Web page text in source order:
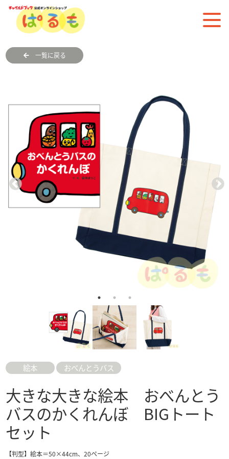
一覧に戻る
絵本 おべんとうバス
大きな大きな絵本 おべんとう
バスのかくれんぼ BIGトート
セット
【判型】絵本＝50×44cm、20ページ